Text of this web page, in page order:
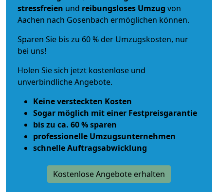
stressfreien und reibungsloses Umzug von
Aachen nach Gosenbach ermöglichen können.
Sparen Sie bis zu 60 % der Umzugskosten, nur
bei uns!
Holen Sie sich jetzt kostenlose und
unverbindliche Angebote.
Keine versteckten Kosten
Sogar möglich mit einer Festpreisgarantie
bis zu ca. 60 % sparen
professionelle Umzugsunternehmen
schnelle Auftragsabwicklung
Kostenlose Angebote erhalten